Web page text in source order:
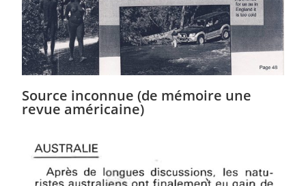
Source inconnue (de mémoire une
revue américaine)